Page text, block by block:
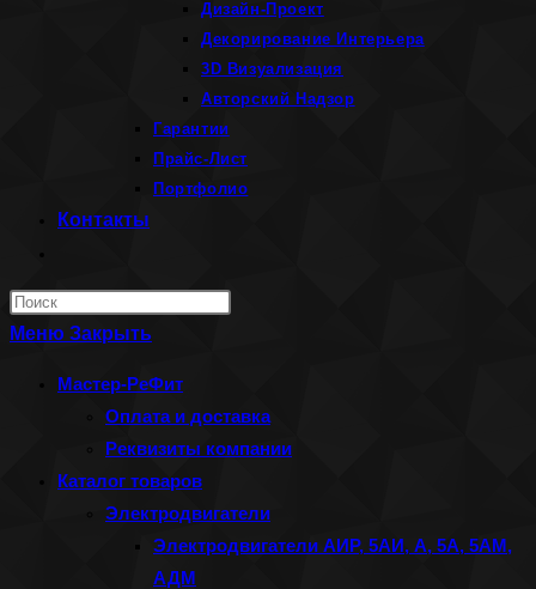
Дизайн-Проект
Декорирование Интерьера
3D Визуализация
Авторский Надзор
Гарантии
Прайс-Лист
Портфолио
Контакты
поиск
по
сайту
закрыть
панель
Меню Закрыть
Мастер-РеФит
Оплата и доставка
Реквизиты компании
Каталог товаров
Электродвигатели
Электродвигатели АИР, 5АИ, А, 5А, 5АМ,
АДМ